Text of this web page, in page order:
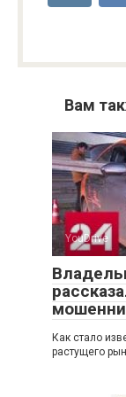
Вам
YouDrive
Как стало
растущего